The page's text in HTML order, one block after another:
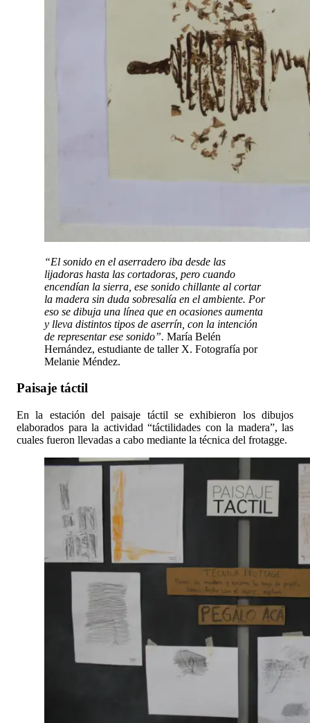
“El sonido en el aserradero iba desde las
lijadoras hasta las cortadoras, pero cuando
encendían la sierra, ese sonido chillante al cortar
la madera sin duda sobresalía en el ambiente. Por
eso se dibuja una línea que en ocasiones aumenta
y lleva distintos tipos de aserrín, con la intención
de representar ese sonido”. María Belén
Hernández, estudiante de taller X. Fotografía por
Melanie Méndez.
Paisaje táctil
En la estación del paisaje táctil se exhibieron los dibujos
elaborados para la actividad “táctilidades con la madera”, las
cuales fueron llevadas a cabo mediante la técnica del frotagge.